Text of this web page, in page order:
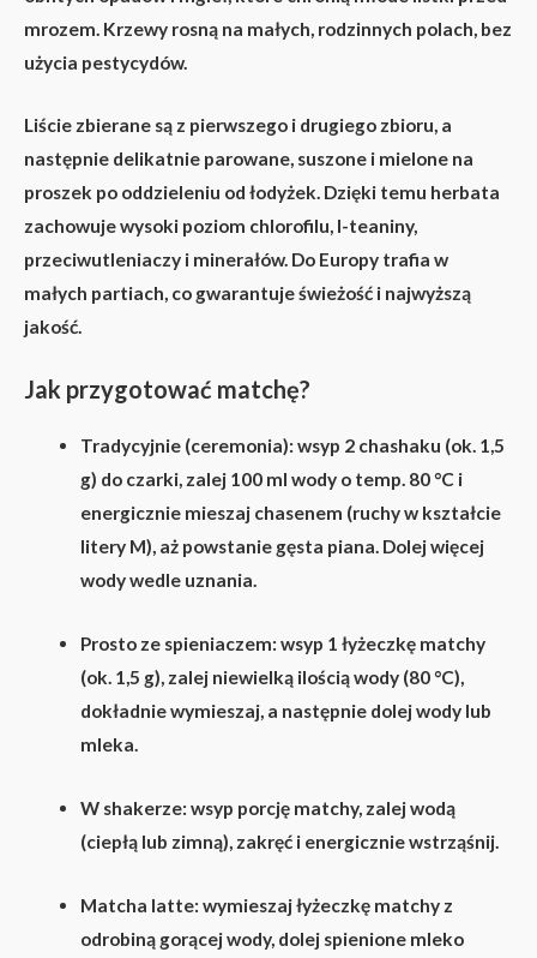
mrozem. Krzewy rosną na małych, rodzinnych polach, bez
użycia pestycydów.
Liście zbierane są z pierwszego i drugiego zbioru, a
następnie delikatnie parowane, suszone i mielone na
proszek po oddzieleniu od łodyżek. Dzięki temu herbata
zachowuje wysoki poziom chlorofilu, l-teaniny,
przeciwutleniaczy i minerałów. Do Europy trafia w
małych partiach, co gwarantuje świeżość i najwyższą
jakość.
Jak przygotować matchę?
Tradycyjnie (ceremonia): wsyp 2 chashaku (ok. 1,5
g) do czarki, zalej 100 ml wody o temp. 80 °C i
energicznie mieszaj chasenem (ruchy w kształcie
litery M), aż powstanie gęsta piana. Dolej więcej
wody wedle uznania.
Prosto ze spieniaczem: wsyp 1 łyżeczkę matchy
(ok. 1,5 g), zalej niewielką ilością wody (80 °C),
dokładnie wymieszaj, a następnie dolej wody lub
mleka.
W shakerze: wsyp porcję matchy, zalej wodą
(ciepłą lub zimną), zakręć i energicznie wstrząśnij.
Matcha latte: wymieszaj łyżeczkę matchy z
odrobiną gorącej wody, dolej spienione mleko